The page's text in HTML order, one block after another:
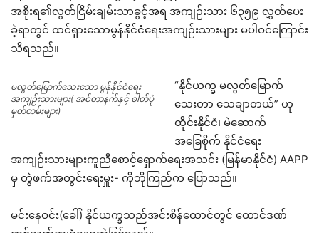
အစိုးရ၏လွတ်ငြိမ်းချမ်းသာခွင့်အရ အကျဉ်းသား ၆၃၅၉ လွှတ်ပေး
ခဲ့ရာတွင် ထင်ရှားသောမွန်နိုင်ငံရေးအကျဉ်းသားများ မပါဝင်ကြောင်း
သိရသည်။
မလွတ်မြောက်သေးသော မွန်နိုင်ငံရေး
အကျဉ်းသားများ( အင်တာနက်နှင့် ဓါတ်ပုံ
မှတ်တမ်းများ)
“နိုင်ယက္ခ မလွတ်မြောက်
သေးတာ သေချာတယ်” ဟု
ထိုင်းနိုင်ငံ၊ မဲဆောက်
အခြေစိုက် နိုင်ငံရေး
အကျဉ်းသားများကူညီစောင့်ရှောက်ရေးအသင်း (မြန်မာနိုင်ငံ) AAPP
မှ တွဲဖက်အတွင်းရေးမှူး- ကိုဘိုကြည်က ပြောသည်။
မင်းနေဝင်း(ခေါ်) နိုင်ယက္ခသည်အင်းစိန်ထောင်တွင် ထောင်ဒဏ်